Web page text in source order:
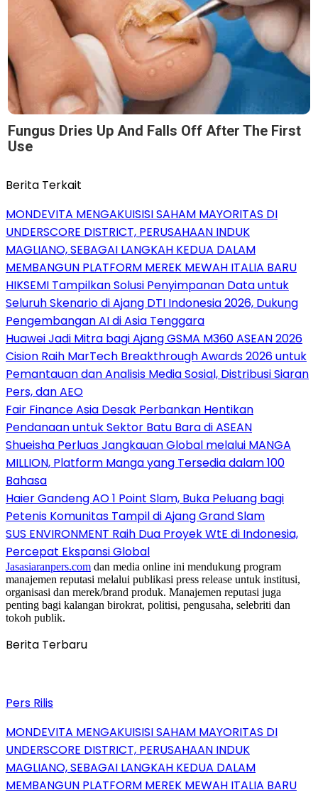
Fungus Dries Up And Falls Off After The First
Use
Berita Terkait
MONDEVITA MENGAKUISISI SAHAM MAYORITAS DI
UNDERSCORE DISTRICT, PERUSAHAAN INDUK
MAGLIANO, SEBAGAI LANGKAH KEDUA DALAM
MEMBANGUN PLATFORM MEREK MEWAH ITALIA BARU
HIKSEMI Tampilkan Solusi Penyimpanan Data untuk
Seluruh Skenario di Ajang DTI Indonesia 2026, Dukung
Pengembangan AI di Asia Tenggara
Huawei Jadi Mitra bagi Ajang GSMA M360 ASEAN 2026
Cision Raih MarTech Breakthrough Awards 2026 untuk
Pemantauan dan Analisis Media Sosial, Distribusi Siaran
Pers, dan AEO
Fair Finance Asia Desak Perbankan Hentikan
Pendanaan untuk Sektor Batu Bara di ASEAN
Shueisha Perluas Jangkauan Global melalui MANGA
MILLION, Platform Manga yang Tersedia dalam 100
Bahasa
Haier Gandeng AO 1 Point Slam, Buka Peluang bagi
Petenis Komunitas Tampil di Ajang Grand Slam
SUS ENVIRONMENT Raih Dua Proyek WtE di Indonesia,
Percepat Ekspansi Global
Jasasiaranpers.com dan media online ini mendukung program
manajemen reputasi melalui publikasi press release untuk institusi,
organisasi dan merek/brand produk. Manajemen reputasi juga
penting bagi kalangan birokrat, politisi, pengusaha, selebriti dan
tokoh publik.
Berita Terbaru
Pers Rilis
MONDEVITA MENGAKUISISI SAHAM MAYORITAS DI
UNDERSCORE DISTRICT, PERUSAHAAN INDUK
MAGLIANO, SEBAGAI LANGKAH KEDUA DALAM
MEMBANGUN PLATFORM MEREK MEWAH ITALIA BARU